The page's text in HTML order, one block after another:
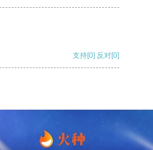
支持[0] 反对[0]